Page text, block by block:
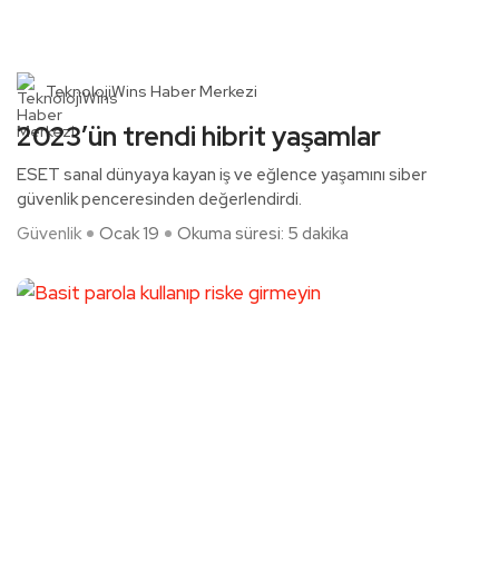
TeknolojiWins Haber Merkezi
2023’ün trendi hibrit yaşamlar
ESET sanal dünyaya kayan iş ve eğlence yaşamını siber
güvenlik penceresinden değerlendirdi.
Güvenlik
Ocak 19 Okuma süresi: 5 dakika